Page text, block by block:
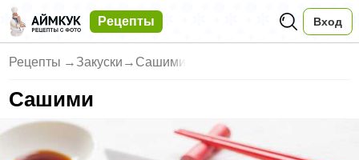
Рецепты Вход
Рецепты → Закуски → Сашими
Сашими